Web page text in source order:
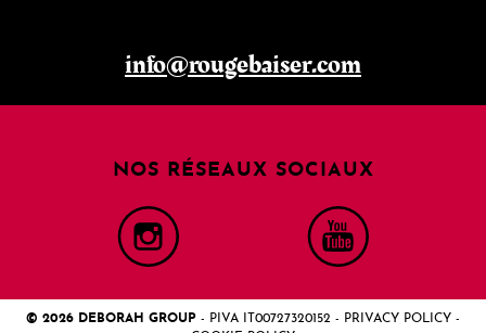
info@rougebaiser.com
NOS RÉSEAUX SOCIAUX
© 2026 DEBORAH GROUP - PIVA IT00727320152 - PRIVACY POLICY -